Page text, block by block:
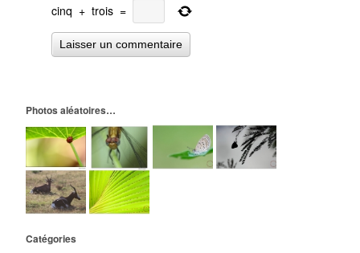
cinq + trois =
Photos aléatoires…
Catégories